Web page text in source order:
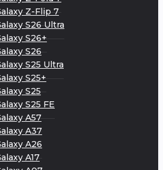
Z-Flip 7
S26 Ultra
S26+
S26
S25 Ultra
S25+
S25
S25 FE
A57
A37
A26
A17